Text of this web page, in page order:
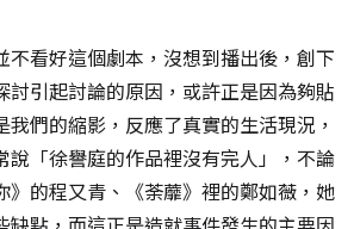
不看好這個劇本，沒想到播出後，創下
討引起討論的原因，或許正是因為夠貼
們的縮影，反應了真實的生活現況，
說「徐譽庭的作品裡沒有完人」，不論
》的程又青、《荼蘼》裡的鄭如薇，她